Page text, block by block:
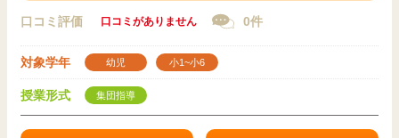
口コミ評価 口コミがありません 0件
対象学年 幼児 小1~小6
授業形式 集団指導